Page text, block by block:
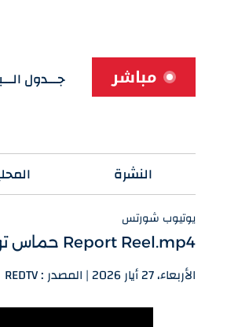
مباشر جـــدول
النشرة
يوتيوب شورتس
Report Reel.mp4 حماس تؤكد استشهاد قائد جناحها العسكري
الأربعاء، 27 أيار 2026 | المصدر : REDTV